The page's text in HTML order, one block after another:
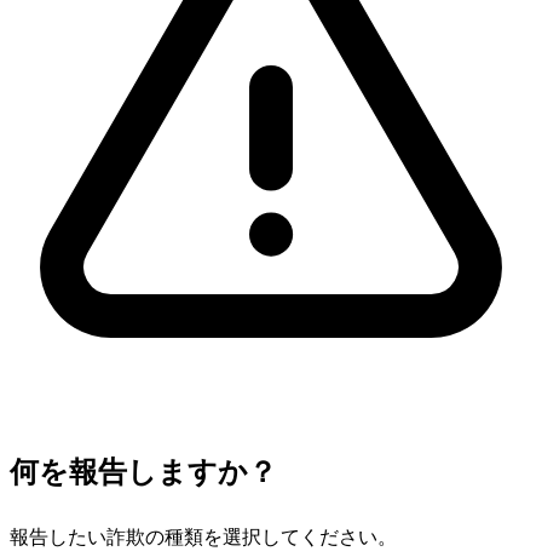
何を報告しますか？
報告したい詐欺の種類を選択してください。